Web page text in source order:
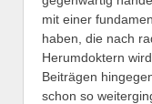
mit einer
haben, die nach
Herumdoktern
Beiträgen
schon so